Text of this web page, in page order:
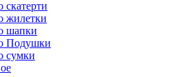
скатерти
жилетки
шапки
Подушки
сумки